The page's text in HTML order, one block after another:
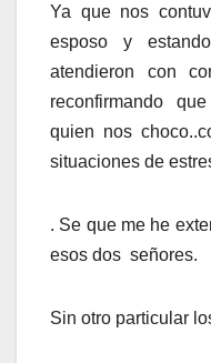
Ya que nos
esposo y
atendieron con
reconfirmando
quien nos
situaciones de
. Se que me he
esos dos señores.
Sin otro particular